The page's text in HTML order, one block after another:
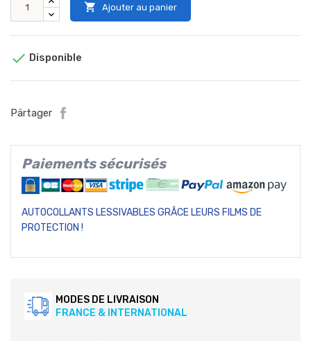
 Ajouter au panier
 Disponible
Pärtager
Paiements sécurisés
AUTOCOLLANTS LESSIVABLES GRÂCE LEURS FILMS DE
PROTECTION !
MODES DE LIVRAISON
FRANCE & INTERNATIONAL